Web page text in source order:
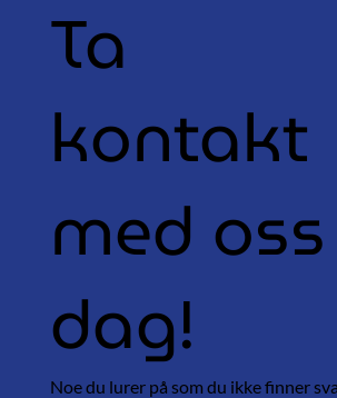
Ta
kontakt
med
dag!
Noe du lurer på som du ikke finner